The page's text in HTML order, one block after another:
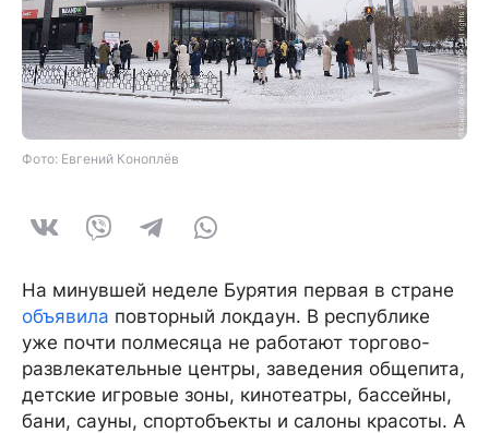
Фото: Евгений Коноплёв
На минувшей неделе Бурятия первая в стране
объявила повторный локдаун. В республике
уже почти полмесяца не работают торгово-
развлекательные центры, заведения общепита,
детские игровые зоны, кинотеатры, бассейны,
бани, сауны, спортобъекты и салоны красоты. А